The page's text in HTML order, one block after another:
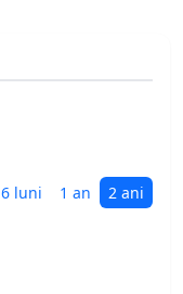
6 luni 1 an 2 ani